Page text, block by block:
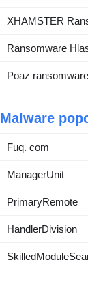
XHAMSTER
Ransomware
Poaz ransomware
Malware
Fuq. com
ManagerUnit
PrimaryRemote
HandlerDivision